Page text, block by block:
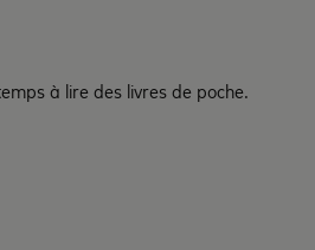
à lire des livres de poche.